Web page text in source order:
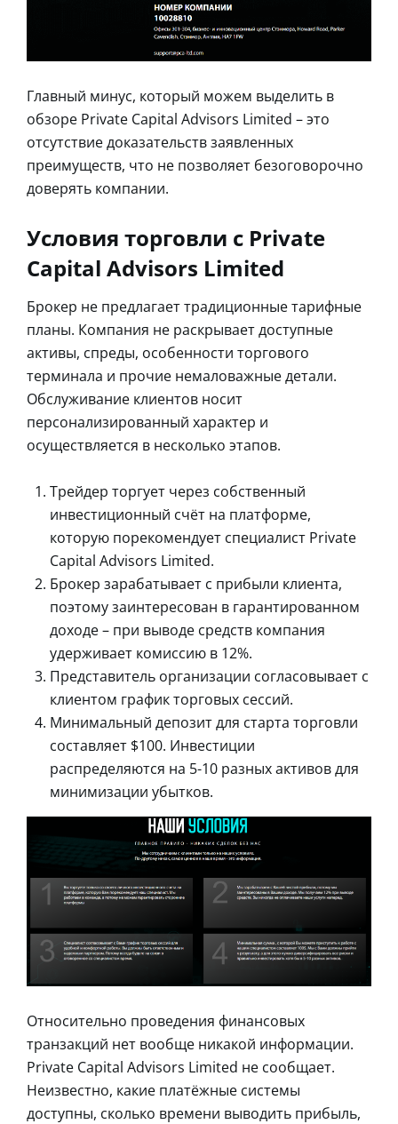
Главный минус, который можем выделить в
обзоре Private Capital Advisors Limited – это
отсутствие доказательств заявленных
преимуществ, что не позволяет безоговорочно
доверять компании.
Условия торговли с Private
Capital Advisors Limited
Брокер не предлагает традиционные тарифные
планы. Компания не раскрывает доступные
активы, спреды, особенности торгового
терминала и прочие немаловажные детали.
Обслуживание клиентов носит
персонализированный характер и
осуществляется в несколько этапов.
Трейдер торгует через собственный
инвестиционный счёт на платформе,
которую порекомендует специалист Private
Capital Advisors Limited.
Брокер зарабатывает с прибыли клиента,
поэтому заинтересован в гарантированном
доходе – при выводе средств компания
удерживает комиссию в 12%.
Представитель организации согласовывает с
клиентом график торговых сессий.
Минимальный депозит для старта торговли
составляет $100. Инвестиции
распределяются на 5-10 разных активов для
минимизации убытков.
Относительно проведения финансовых
транзакций нет вообще никакой информации.
Private Capital Advisors Limited не сообщает.
Неизвестно, какие платёжные системы
доступны, сколько времени выводить прибыль,